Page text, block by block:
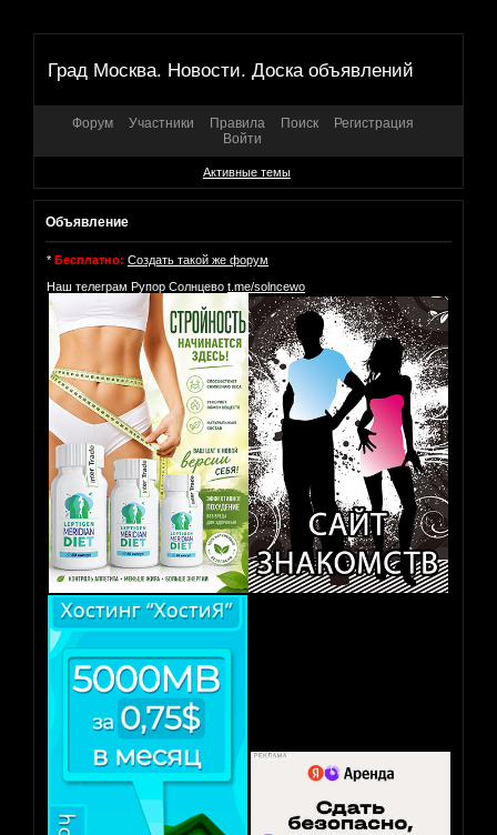
Град Москва. Новости. Доска объявлений
Форум Участники Правила Поиск
Регистрация
Войти
Активные темы
Объявление
* Бесплатно: Создать такой же форум
Наш телеграм Рупор Солнцево t.me/solncewo